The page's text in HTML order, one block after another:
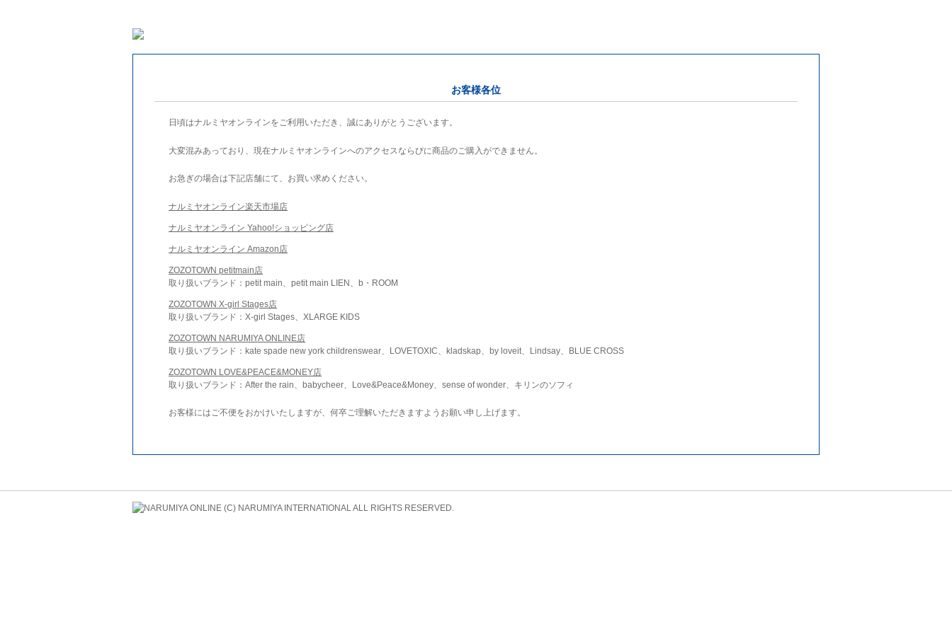
お客様各位
日頃はナルミヤオンラインをご利用いただき、誠にありがとうございます。
大変混みあっており、現在ナルミヤオンラインへのアクセスならびに商品のご購入ができません。
お急ぎの場合は下記店舗にて、お買い求めください。
ナルミヤオンライン楽天市場店
ナルミヤオンライン Yahoo!ショッピング店
ナルミヤオンライン Amazon店
ZOZOTOWN petitmain店
取り扱いブランド：petit main、petit main LIEN、b・ROOM
ZOZOTOWN X-girl Stages店
取り扱いブランド：X-girl Stages、XLARGE KIDS
ZOZOTOWN NARUMIYA ONLINE店
取り扱いブランド：kate spade new york childrenswear、LOVETOXIC、kladskap、by loveit、Lindsay、BLUE CROSS
ZOZOTOWN LOVE&PEACE&MONEY店
取り扱いブランド：After the rain、babycheer、Love&Peace&Money、sense of wonder、キリンのソフィ
お客様にはご不便をおかけいたしますが、何卒ご理解いただきますようお願い申し上げます。